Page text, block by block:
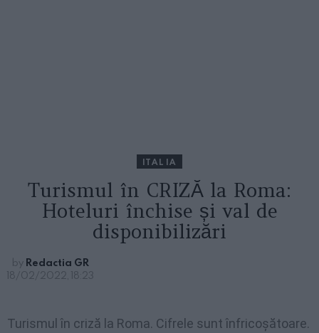
ITALIA
Turismul în CRIZĂ la Roma:
Hoteluri închise și val de
disponibilizări
by Redactia GR
18/02/2022, 18:23
Turismul în criză la Roma. Cifrele sunt înfricoșătoare.